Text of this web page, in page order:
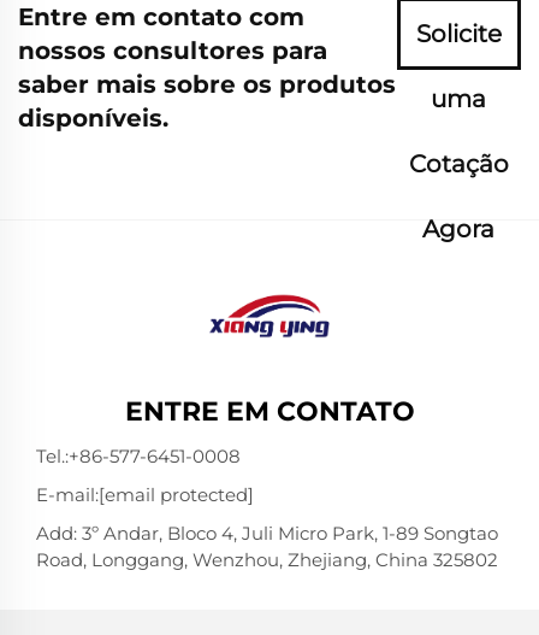
Entre em contato com
nossos consultores para
saber mais sobre os produtos
disponíveis.
Solicite
uma
Cotação
Agora
ENTRE EM CONTATO
Tel.:+86-577-6451-0008
E-mail:[email protected]
Add: 3º Andar, Bloco 4, Juli Micro Park, 1-89 Songtao
Road, Longgang, Wenzhou, Zhejiang, China 325802